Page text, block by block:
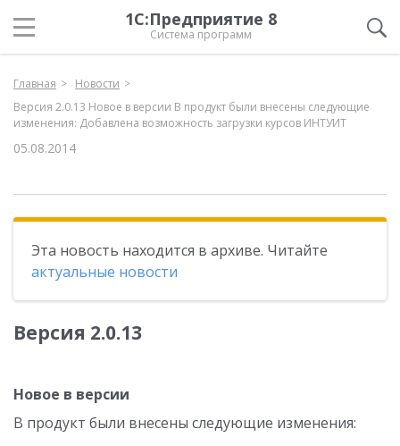
1С:Предприятие 8
Система программ
Главная
Новости
Версия 2.0.13 Новое в версии В продукт были внесены следующие
изменения: Добавлена возможность загрузки курсов ИНТУИТ
05.08.2014
Эта новость находится в архиве. Читайте
актуальные новости
Версия 2.0.13
Новое в версии
В продукт были внесены следующие изменения: